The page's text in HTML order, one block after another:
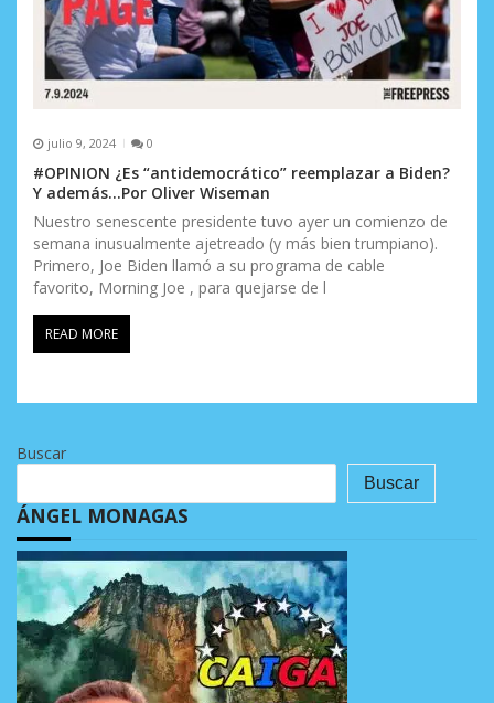
julio 9, 2024 0
#OPINION ¿Es “antidemocrático” reemplazar a Biden?
Y además…Por Oliver Wiseman
Nuestro senescente presidente tuvo ayer un comienzo de
semana inusualmente ajetreado (y más bien trumpiano).
Primero, Joe Biden llamó a su programa de cable
favorito, Morning Joe , para quejarse de l
READ MORE
Buscar
Buscar
ÁNGEL MONAGAS